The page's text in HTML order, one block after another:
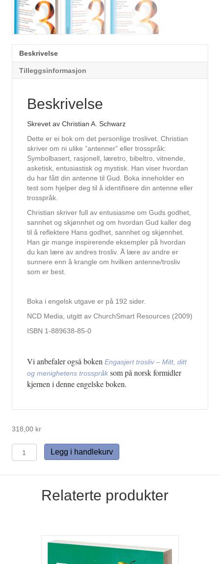
Beskrivelse
Tilleggsinformasjon
Beskrivelse
Skrevet av Christian A. Schwarz
Dette er ei bok om det personlige troslivet. Christian
skriver om ni ulike ”antenner” eller trosspråk:
Symbolbasert, rasjonell, læretro, bibeltro, vitnende,
asketisk, entusiastisk og mystisk. Han viser hvordan
du har fått din antenne til Gud. Boka inneholder en
test som hjelper deg til å identifisere din antenne eller
trosspråk.
Christian skriver full av entusiasme om Guds godhet,
sannhet og skjønnhet og om hvordan Gud kaller deg
til å reflektere Hans godhet, sannhet og skjønnhet.
Han gir mange inspirerende eksempler på hvordan
du kan lære av andres trosliv. Å lære av andre er
sunnere enn å krangle om hvilken antenne/trosliv
som er best.
Boka i engelsk utgave er på 192 sider.
NCD Media, utgitt av ChurchSmart Resources (2009)
ISBN 1-889638-85-0
Vi anbefaler også boken Engasjert trosliv – Mitt, ditt
og menighetens trosspråk som på norsk formidler
kjernen i denne engelske boken.
318,00 kr
The
3
Spirituality
Legg i handlekurv
Relaterte produkter